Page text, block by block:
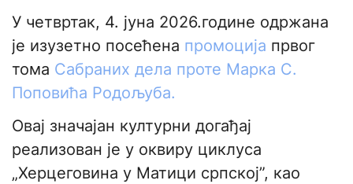
У четвртак, 4. јуна 2026.године одржана
је изузетно посећена промоција првог
тома Сабраних дела проте Марка С.
Поповића Родољуба.
Овај значајан културни догађај
реализован је у оквиру циклуса
„Херцеговина у Матици српској”, као